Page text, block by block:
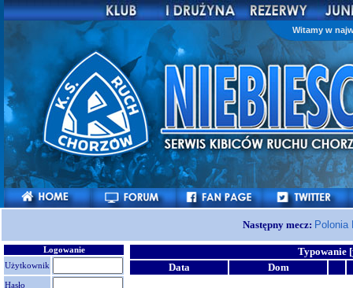
Witamy w
Następny mecz:
Logowanie
Użytkownik
Hasło
Typowanie
Data
Dom